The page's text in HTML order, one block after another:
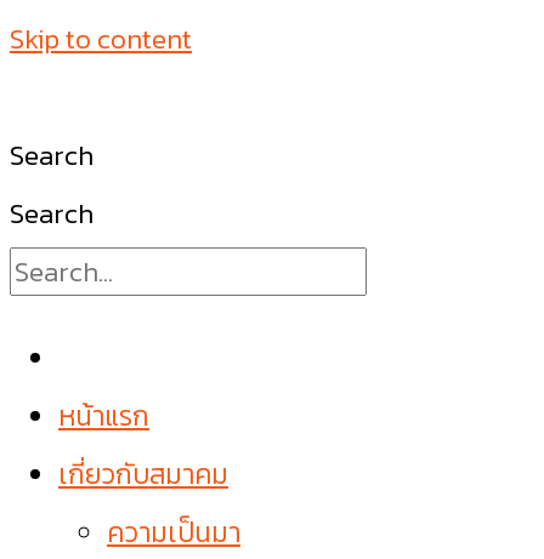
Skip to content
Search
Search
หน้าแรก
เกี่ยวกับสมาคม
ความเป็นมา